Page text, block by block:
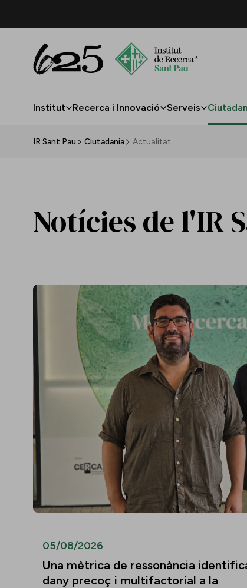
Institut Recerca i Innovació Serveis
IR Sant Pau Ciutadania Actualitat
Notícies de l'IR
05/08/2026
Una mètrica de ressonància
dany precoç i multifactorial a la